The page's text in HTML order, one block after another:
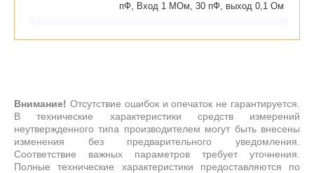
пФ, Вход 1 МОм, 30 пФ, выход 0,1 Ом
Внимание! Отсутствие ошибок и опечаток не гарантируется.
В технические характеристики средств измерений
неутвержденного типа производителем могут быть внесены
изменения без предварительного уведомления.
Соответствие важных параметров требует уточнения.
Полные технические характеристики предоставляются по